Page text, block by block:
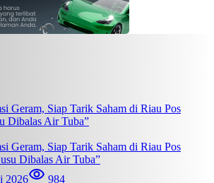
Geram, Siap Tarik Saham di Riau Pos
Dibalas Air Tuba”
2026
984